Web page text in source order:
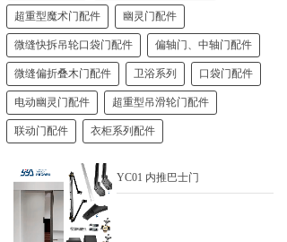
超重型魔术门配件 幽灵门配件
微缝快拆吊轮口袋门配件 偏轴门、中轴门配件
微缝偏折叠木门配件 卫浴系列 口袋门配件
电动幽灵门配件 超重型吊滑轮门配件
联动门配件 衣柜系列配件
YC01 内推巴士门